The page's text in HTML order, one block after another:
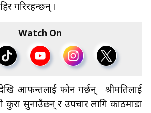
गरिरहन्छन् ।
Watch On
आफन्तलाई फोन गर्छन् । श्रीमतिलाई
कुरा सुनाउँछन् र उपचार लागि काठमाडौँ